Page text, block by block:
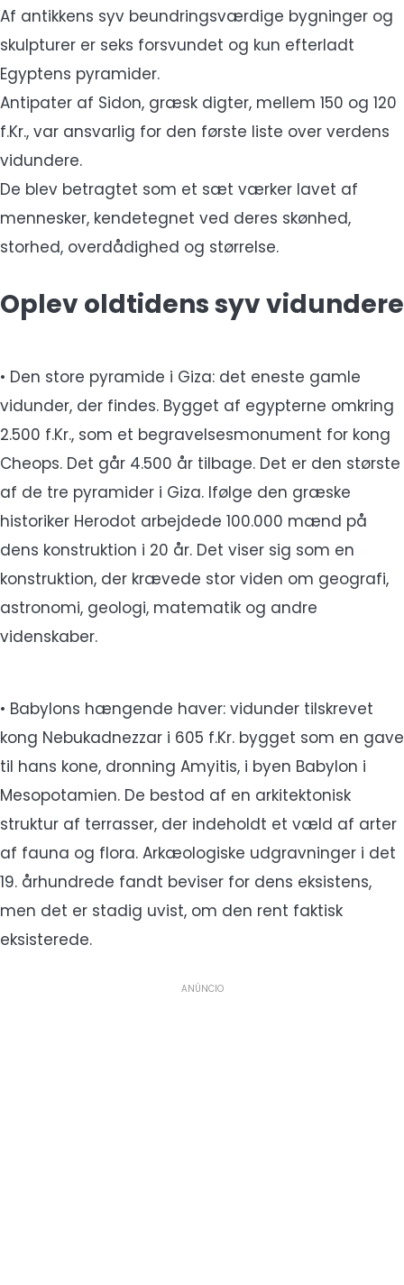
Af antikkens syv beundringsværdige bygninger og
skulpturer er seks forsvundet og kun efterladt
Egyptens pyramider.
Antipater af Sidon, græsk digter, mellem 150 og 120
f.Kr., var ansvarlig for den første liste over verdens
vidundere.
De blev betragtet som et sæt værker lavet af
mennesker, kendetegnet ved deres skønhed,
storhed, overdådighed og størrelse.
Oplev oldtidens syv vidundere
• Den store pyramide i Giza: det eneste gamle
vidunder, der findes. Bygget af egypterne omkring
2.500 f.Kr., som et begravelsesmonument for kong
Cheops. Det går 4.500 år tilbage. Det er den største
af de tre pyramider i Giza. Ifølge den græske
historiker Herodot arbejdede 100.000 mænd på
dens konstruktion i 20 år. Det viser sig som en
konstruktion, der krævede stor viden om geografi,
astronomi, geologi, matematik og andre
videnskaber.
• Babylons hængende haver: vidunder tilskrevet
kong Nebukadnezzar i 605 f.Kr. bygget som en gave
til hans kone, dronning Amyitis, i byen Babylon i
Mesopotamien. De bestod af en arkitektonisk
struktur af terrasser, der indeholdt et væld af arter
af fauna og flora. Arkæologiske udgravninger i det
19. århundrede fandt beviser for dens eksistens,
men det er stadig uvist, om den rent faktisk
eksisterede.
ANÚNCIO